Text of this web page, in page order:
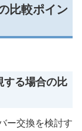
比較ポイン
する場合の比
ー交換を検討す